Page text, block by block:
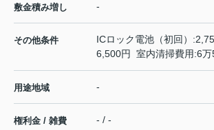
敷金積み増し -
その他条件
ICロック電池（初回）
6,500円 室内清掃費用:6万
用途地域 -
権利金 / 雑費 - / -